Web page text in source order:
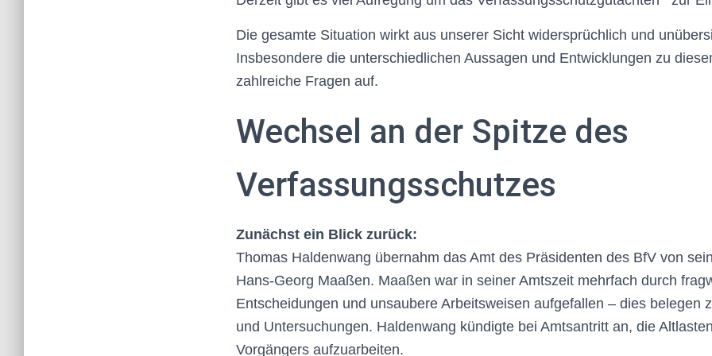
Die gesamte Situation wirkt aus unserer Sicht widersprüchlich und
Insbesondere die unterschiedlichen Aussagen und Entwicklungen zu
zahlreiche Fragen auf.
Wechsel an der Spitze des
Verfassungsschutzes
Zunächst ein Blick zurück:
Thomas Haldenwang übernahm das Amt des Präsidenten des BfV von
Hans-Georg Maaßen. Maaßen war in seiner Amtszeit mehrfach durch
Entscheidungen und unsaubere Arbeitsweisen aufgefallen – dies belegen
und Untersuchungen. Haldenwang kündigte bei Amtsantritt an, die
Vorgängers aufzuarbeiten.